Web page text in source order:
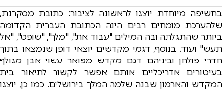
בחשיפה מיוחדת יוצגו לראשונה לציבור: כתובת מסקרנת,
שלהערכת מומחים רבים הינה הכתובת העברית הקדומה
ביותר שהתגלתה ובה המילים "עבוד את", "מלך", "שופט", "אל
תעש" ועוד. בנוסף, דגמי מקדשים יוצאי דופן שנמצאו בתוך
חדרי פולחן וביניהם דגם מקדש מפואר עשוי אבן מגולף
בעיטורים אדריכליים אותם אפשר לקשור לתיאור בית
המקדש והארמון שבנה שלמה המלך בירושלים. כמו כן, יוצגו